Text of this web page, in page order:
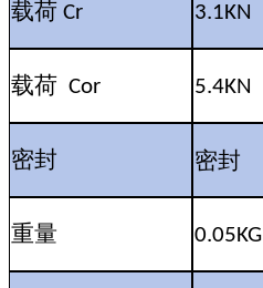
载荷 Cr 3.1KN
载荷 Cor 5.4KN
密封 密封
重量 0.05KG